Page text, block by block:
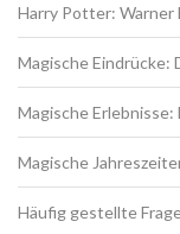
Harry Potter: Warner
Magische Eindrücke:
Magische Erlebnisse:
Magische
Häufig gestellte